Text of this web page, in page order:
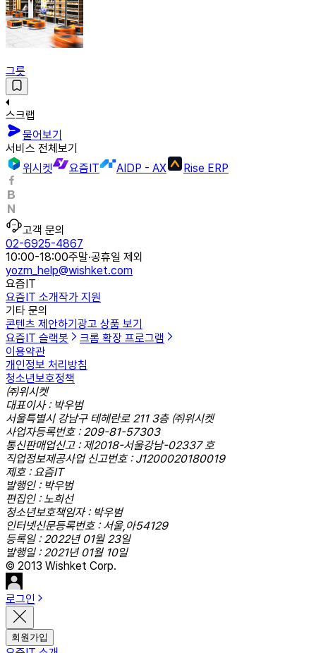
그릇
스크랩
물어보기
서비스 전체보기
위시켓
요즘IT AIDP - AX Rise ERP
고객 문의
02-6925-4867
10:00-18:00주말·공휴일 제외
yozm_help@wishket.com
요즘IT
요즘IT 소개작가 지원
기타 문의
콘텐츠 제안하기 광고 상품 보기
요즘IT 슬랙봇
크롬 확장 프로그램
이용약관
개인정보 처리방침
청소년보호정책
㈜위시켓
대표이사 : 박우범
서울특별시 강남구 테헤란로 211 3층 ㈜위시켓
사업자등록번호 : 209-81-57303
통신판매업신고 : 제2018-서울강남-02337 호
직업정보제공사업 신고번호 : J1200020180019
제호 : 요즘IT
발행인 : 박우범
편집인 : 노희선
청소년보호책임자 : 박우범
인터넷신문등록번호 : 서울,아54129
등록일 : 2022년 01월 23일
발행일 : 2021년 01월 10일
© 2013 Wishket Corp.
로그인
회원가입